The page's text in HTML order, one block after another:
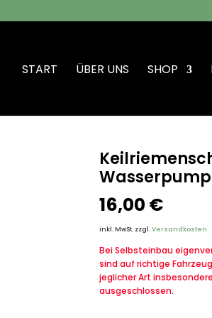
START ÜBER UNS SHOP
16,00 €
inkl. MwSt. zzgl.Versandkosten
Bei Selbsteinbau
sind auf richtige
jeglicher Art
ausgeschlossen.